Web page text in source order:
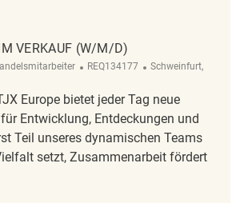
m/w/d REQ126212
VERKAUF (W/M/D)
REQ134177
Schweinfurt,
Europe bietet jeder Tag neue
Entwicklung, Entdeckungen und
Teil unseres dynamischen Teams
setzt, Zusammenarbeit fördert